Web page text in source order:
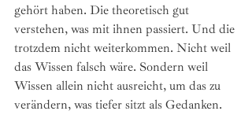
gehört haben. Die theoretisch gut
verstehen, was mit ihnen passiert. Und die
trotzdem nicht weiterkommen. Nicht weil
das Wissen falsch wäre. Sondern weil
Wissen allein nicht ausreicht, um das zu
verändern, was tiefer sitzt als Gedanken.